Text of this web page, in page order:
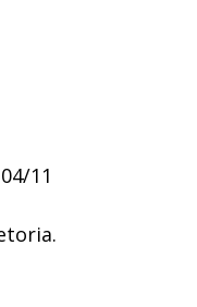
04/11